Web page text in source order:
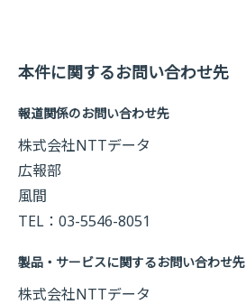
本件に関するお問い合わせ先
報道関係のお問い合わせ先
株式会社NTTデータ
広報部
風間
TEL：03-5546-8051
製品・サービスに関するお問い合わせ先
株式会社NTTデータ